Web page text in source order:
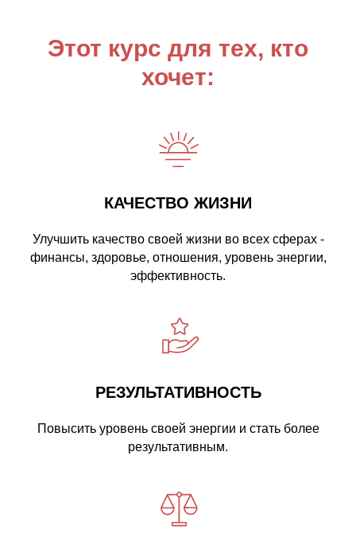
Этот курс для тех, кто
хочет:
КАЧЕСТВО ЖИЗНИ
Улучшить качество своей жизни во всех сферах -
финансы, здоровье, отношения, уровень энергии,
эффективность.
РЕЗУЛЬТАТИВНОСТЬ
Повысить уровень своей энергии и стать более
результативным.